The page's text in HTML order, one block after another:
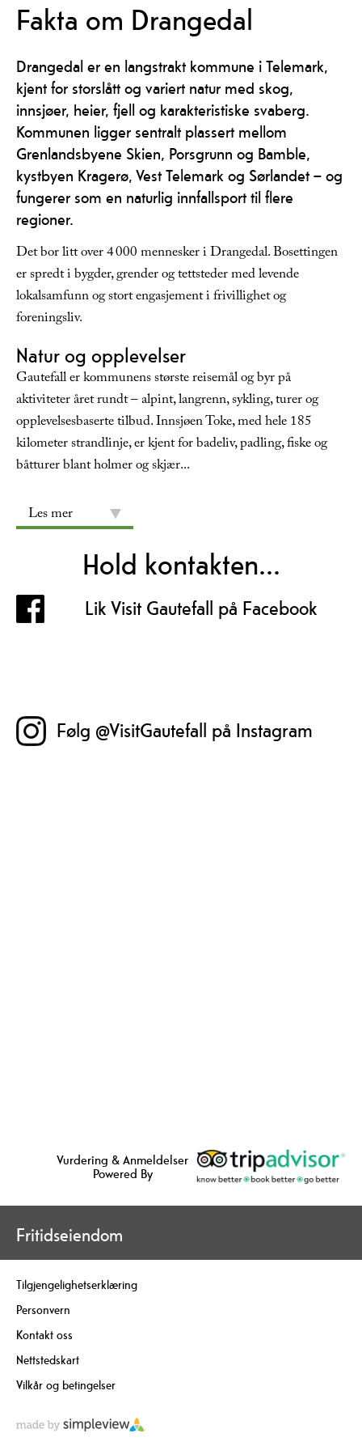
Fakta om Drangedal
Drangedal er en langstrakt kommune i Telemark,
kjent for storslått og variert natur med skog,
innsjøer, heier, fjell og karakteristiske svaberg.
Kommunen ligger sentralt plassert mellom
Grenlandsbyene Skien, Porsgrunn og Bamble,
kystbyen Kragerø, Vest Telemark og Sørlandet – og
fungerer som en naturlig innfallsport til flere
regioner.
Det bor litt over 4 000 mennesker i Drangedal. Bosettingen
er spredt i bygder, grender og tettsteder med levende
lokalsamfunn og stort engasjement i frivillighet og
foreningsliv.
Natur og opplevelser
Gautefall er kommunens største reisemål og byr på
aktiviteter året rundt – alpint, langrenn, sykling, turer og
opplevelsesbaserte tilbud. Innsjøen Toke, med hele 185
kilometer strandlinje, er kjent for badeliv, padling, fiske og
båtturer blant holmer og skjær...
Les mer
Hold kontakten...
Lik Visit Gautefall på Facebook
Følg @VisitGautefall på Instagram
Vurdering & Anmeldelser
Powered By
Fritidseiendom
Tilgjengelighetserklæring
Personvern
Kontakt oss
Nettstedskart
Vilkår og betingelser